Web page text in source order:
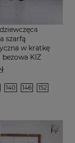
szarfą
w kratkę
KIZ
140 146
152